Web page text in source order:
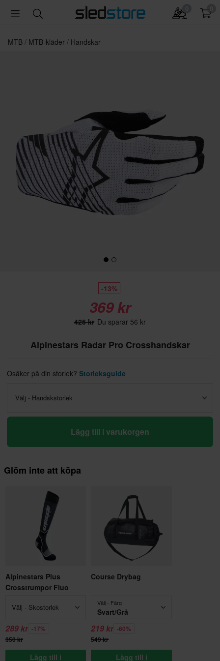
MTB MTB-kläder Handskar
-13%
369 kr
425 kr Du sparar 56 kr
Alpinestars Radar Pro Crosshandskar
Osäker på din storlek? Storleksguide
Välj - Handskstorlek
Lägg till i varukorgen
Glöm inte att köpa
Alpinestars Plus
Crosstrumpor Fluo
Välj - Skostorlek
289 kr -17%
350 kr
Lägg till i
Course Drybag
Välj - Färg
Svart/Grå
219 kr -60%
549 kr
Lägg till i